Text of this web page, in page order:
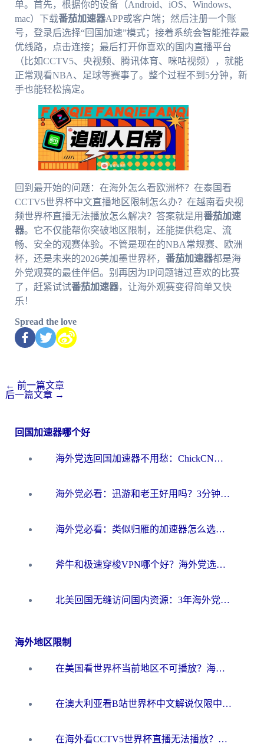
单。首先，根据你的设备（Android、iOS、Windows、
mac）下载番茄加速器APP或客户端；然后注册一个账
号，登录后选择“回国加速”模式；接着系统会智能推荐最
优线路，点击连接；最后打开你喜欢的国内直播平台
（比如CCTV5、央视频、腾讯体育、咪咕视频），就能
正常观看NBA、足球等赛事了。整个过程不到5分钟，新
手也能轻松搞定。
回到最开始的问题：在海外怎么看欧洲杯？在泰国看
CCTV5世界杯中文直播地区限制怎么办？在越南看央视
频世界杯直播无法播放怎么解决？答案就是用番茄加速
器。它不仅能帮你突破地区限制，还能提供稳定、流
畅、安全的观赛体验。不管是现在的NBA常规赛、欧洲
杯，还是未来的2026美加墨世界杯， 番茄加速器都是海
外党观赛的最佳伴侣。别再因为IP问题错过喜欢的比赛
了，赶紧试试番茄加速器，让海外观赛变得简单又快
乐！
Spread the love
← 前一篇文章
后一篇文章 →
回国加速器哪个好
海外党选回国加速器不用愁：ChickCN和洞见哪个好？一篇搞定所有疑问
海外党必看：迅游和老王好用吗？3分钟选对加速国内网络的加速器
海外党必看：类似归雁的加速器怎么选？一篇搞定无缝访问国内资源
斧牛和极速穿梭VPN哪个好？海外党选回国加速器必看的真实对比与避坑指南
北美回国无缝访问国内资源：3年海外党亲测的加速器选择指南
海外地区限制
在美国看世界杯当前地区不可播放？海外党体育观赛终极指南来了！
在澳大利亚看B站世界杯中文解说仅限中国大陆？这篇指南帮你打破限制看遍赛事
在海外看CCTV5世界杯直播无法播放？这篇指南让你和国内球迷同步呐喊